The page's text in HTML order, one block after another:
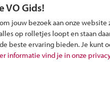
VO Gids!
jouw bezoek aan onze
op rolletjes loopt en staan
beste ervaring bieden. Je kunt
informatie vind je in onze